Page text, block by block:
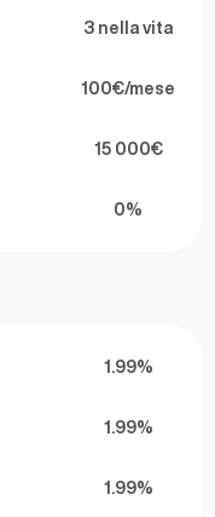
3 nella vita
100€/mese
15 000€
0%
1.99%
1.99%
1.99%